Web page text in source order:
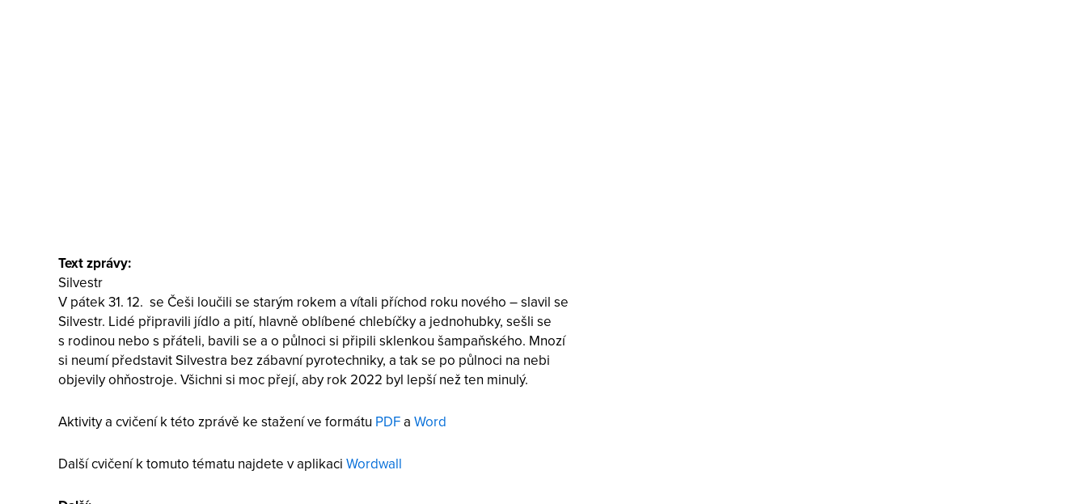
Text zprávy:
Silvestr
V pátek 31. 12. se Češi loučili se starým rokem a vítali příchod roku nového – slavil se
Silvestr. Lidé připravili jídlo a pití, hlavně oblíbené chlebíčky a jednohubky, sešli se
s rodinou nebo s přáteli, bavili se a o půlnoci si připili sklenkou šampaňského. Mnozí
si neumí představit Silvestra bez zábavní pyrotechniky, a tak se po půlnoci na nebi
objevily ohňostroje. Všichni si moc přejí, aby rok 2022 byl lepší než ten minulý.
Aktivity a cvičení k této zprávě ke stažení ve formátu PDFa Word
Další cvičení k tomuto tématu najdete v aplikaci Wordwall